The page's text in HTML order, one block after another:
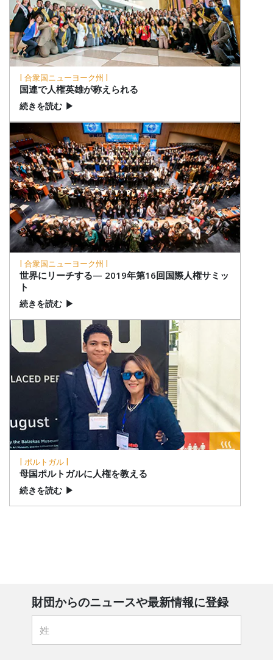
| 合衆国ニューヨーク州 |
国連で人権英雄が称えられる
続きを読む ▶
| 合衆国ニューヨーク州 |
世界にリーチする— 2019年第16回国際人権サミッ
ト
続きを読む ▶
| ポルトガル |
母国ポルトガルに人権を教える
続きを読む ▶
財団からのニュースや最新情報に登録